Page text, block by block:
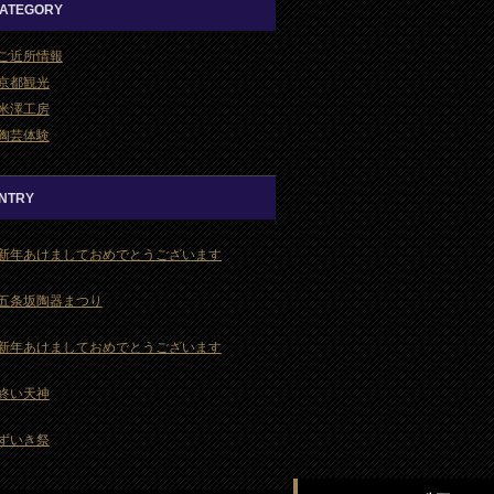
近所情報
都観光
澤工房
芸体験
年あけましておめでとうございます
条坂陶器まつり
年あけましておめでとうございます
い天神
いき祭